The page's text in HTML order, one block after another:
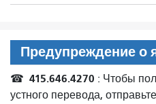
Предупреждение о
☎ 415.646.4270 : Чтобы
устного перевода,